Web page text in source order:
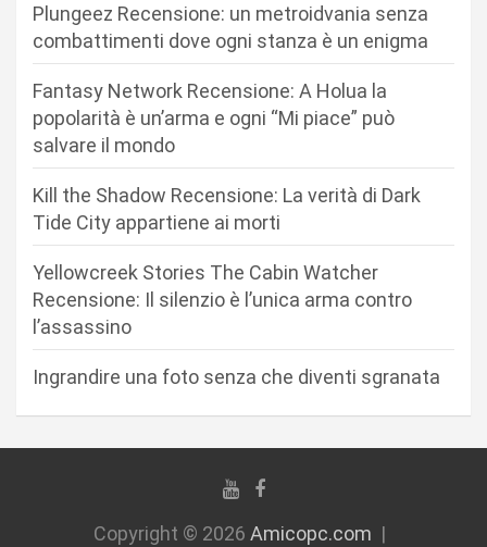
Plungeez Recensione: un metroidvania senza
combattimenti dove ogni stanza è un enigma
Fantasy Network Recensione: A Holua la
popolarità è un’arma e ogni “Mi piace” può
salvare il mondo
Kill the Shadow Recensione: La verità di Dark
Tide City appartiene ai morti
Yellowcreek Stories The Cabin Watcher
Recensione: Il silenzio è l’unica arma contro
l’assassino
Ingrandire una foto senza che diventi sgranata
Copyright © 2026 Amicopc.com